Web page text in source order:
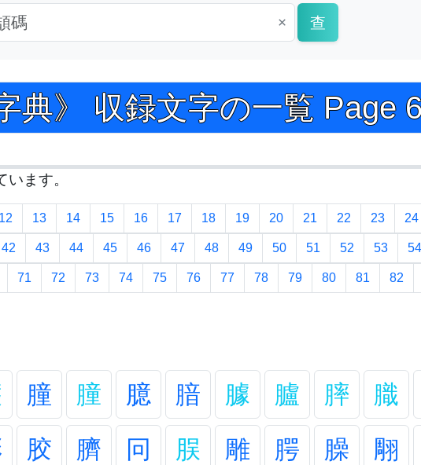
× 查
典》 収録文字の一覧 Page
ます。
12 13 14 15 16 17 18 19 20 21 22 23 24
42 43 44 45 46 47 48 49 50 51 52 53 54
71 72 73 74 75 76 77 78 79 80 81 82
朣 膧 臆 腤 臄 臚 膟 膱
胶 臍 冋 脵 雕 腭 臊 翢